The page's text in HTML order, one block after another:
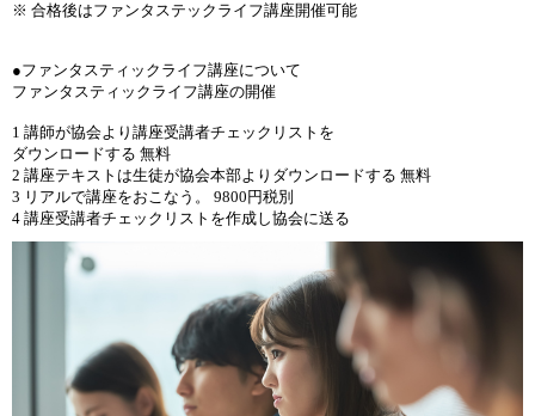
※ 合格後はファンタステックライフ講座開催可能
●ファンタスティックライフ講座について
ファンタスティックライフ講座の開催
1 講師が協会より講座受講者チェックリストを
ダウンロードする 無料
2 講座テキストは生徒が協会本部よりダウンロードする 無料
3 リアルで講座をおこなう。 9800円税別
4 講座受講者チェックリストを作成し協会に送る